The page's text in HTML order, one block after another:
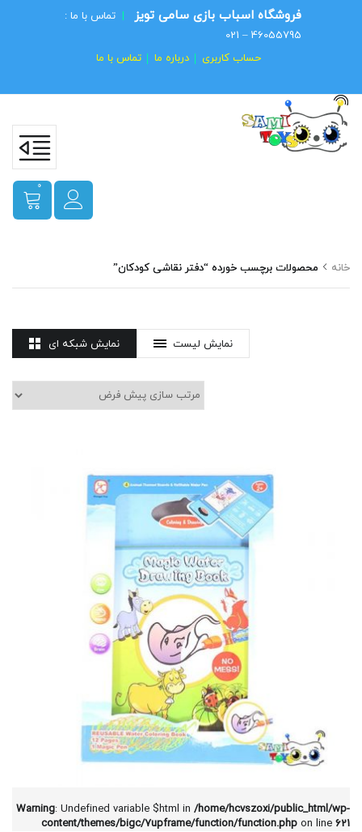
فروشگاه اسباب بازی سامی تویز | تماس با ما :
46055795 – 021
حساب کاربری
درباره ما تماس با ما
0
خانه محصولات برچسب خورده “دفتر نقاشی کودکان”
نمایش شبکه ای نمایش لیست
Warning: Undefined variable $html in /home/hcvszoxi/public_html/wp-
content/themes/bigc/7upframe/function/function.php on line 621